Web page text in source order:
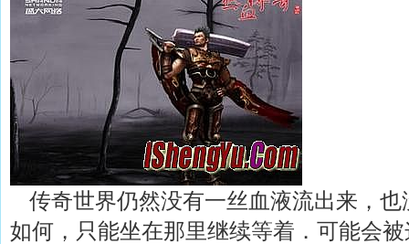
传奇世界仍然没有一丝血液流出来，也
如何，只能坐在那里继续等着．可能会